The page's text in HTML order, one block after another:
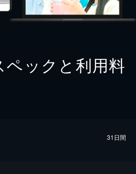
ックと利用料
31日間